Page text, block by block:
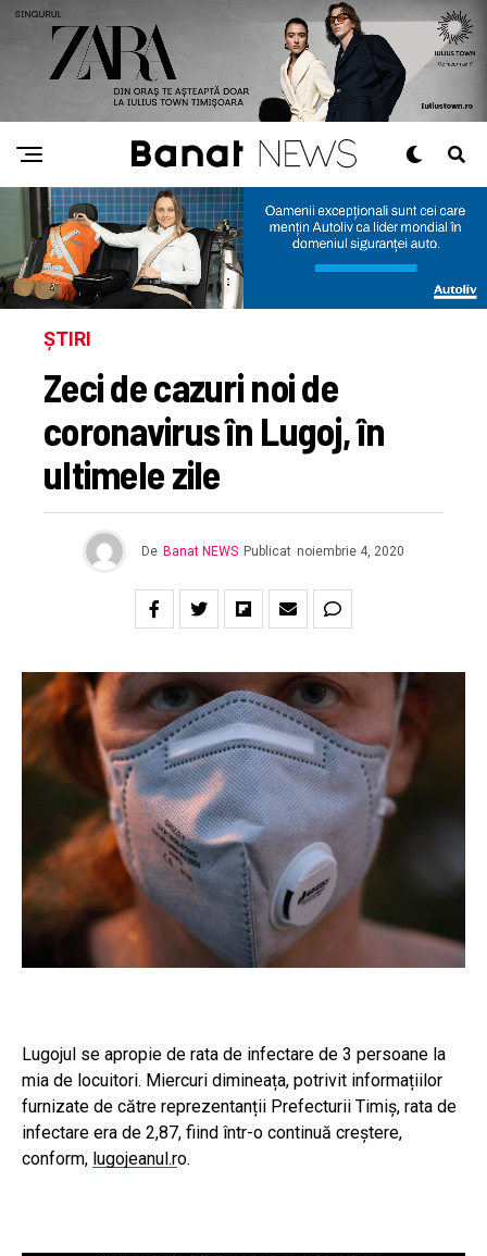
ȘTIRI
Zeci de cazuri noi de
coronavirus în Lugoj, în
ultimele zile
De Banat NEWS Publicat noiembrie 4, 2020
Lugojul se apropie de rata de infectare de 3 persoane la
mia de locuitori. Miercuri dimineața, potrivit informațiilor
furnizate de către reprezentanții Prefecturii Timiș, rata de
infectare era de 2,87, fiind într-o continuă creștere,
conform, lugojeanul.ro.